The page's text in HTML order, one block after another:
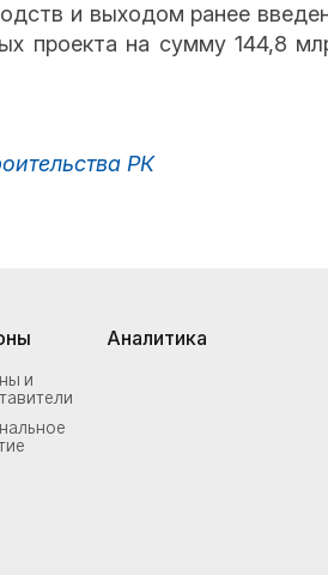
и выходом ранее
проекта на сумму 144,8
РК
и
Аналитика